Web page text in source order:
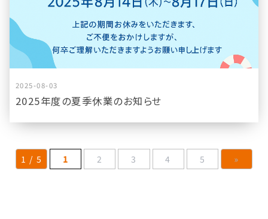
2025-08-03
2025年度の夏季休業のお知らせ
1 / 5 1 2 3 4 5 »